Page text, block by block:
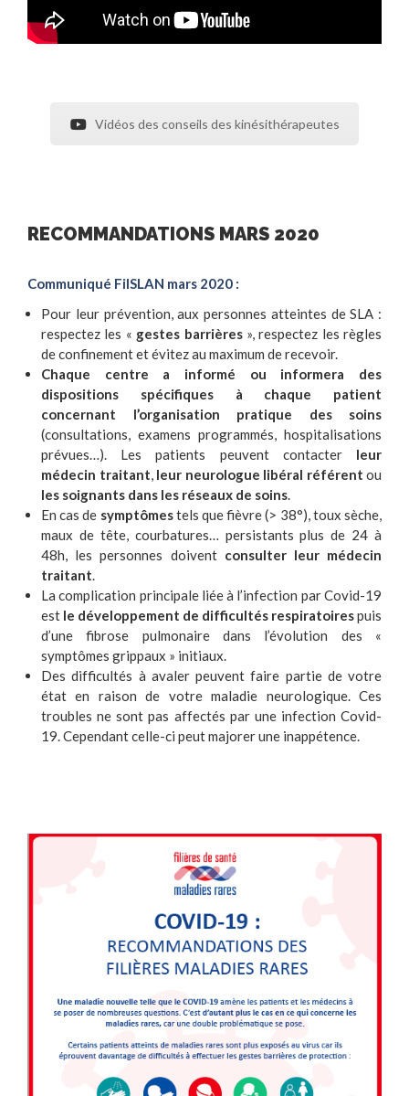
Vidéos des conseils des kinésithérapeutes
RECOMMANDATIONS MARS 2020
Communiqué FilSLAN mars 2020 :
Pour leur prévention, aux personnes atteintes de SLA :
respectez les « gestes barrières», respectez les règles
de confinement et évitez au maximum de recevoir.
Chaque centre a informé ou informera
des
dispositions spécifiques à chaque patient
concernant l’organisation pratique des soins
(consultations, examens programmés, hospitalisations
prévues…). Les patients peuvent contacter leur
médecin traitant, leur neurologue libéral référent ou
les soignants dans les réseaux de soins.
En cas de symptômestels que fièvre (> 38°), toux sèche,
maux de tête, courbatures… persistants plus de 24 à
48h, les personnes doivent consulter leur médecin
traitant.
La complication principale liée à l’infection par Covid-19
est le développement de difficultés respiratoirespuis
d’une fibrose pulmonaire dans l’évolution des «
symptômes grippaux » initiaux.
Des difficultés à avaler peuvent faire partie de votre
état en raison de votre maladie neurologique. Ces
troubles ne sont pas affectés par une infection Covid-
19. Cependant celle-ci peut majorer une inappétence.